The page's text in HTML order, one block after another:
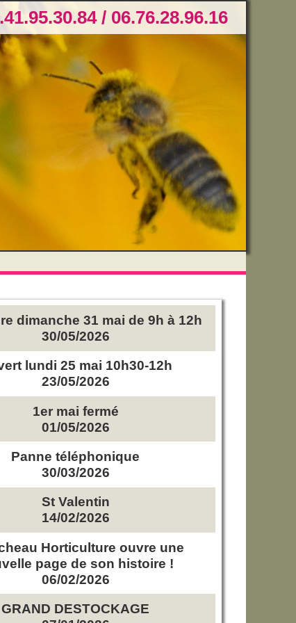
/ 06.76.28.96.16
dimanche 31 mai de 9h à 12h
30/05/2026
lundi 25 mai 10h30-12h
23/05/2026
1er mai fermé
01/05/2026
Panne téléphonique
30/03/2026
St Valentin
14/02/2026
Horticulture ouvre une
page de son histoire !
06/02/2026
GRAND DESTOCKAGE